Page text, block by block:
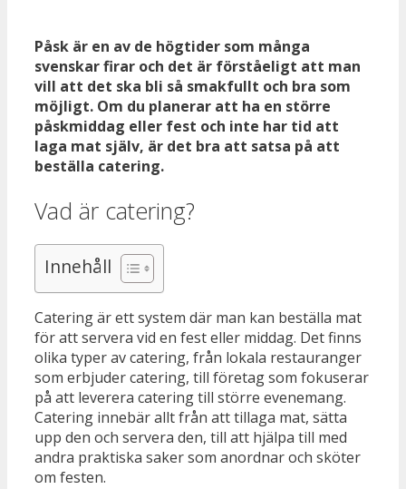
Påsk är en av de högtider som många
svenskar firar och det är förståeligt att man
vill att det ska bli så smakfullt och bra som
möjligt. Om du planerar att ha en större
påskmiddag eller fest och inte har tid att
laga mat själv, är det bra att satsa på att
beställa catering.
Vad är catering?
Innehåll
Catering är ett system där man kan beställa mat
för att servera vid en fest eller middag. Det finns
olika typer av catering, från lokala restauranger
som erbjuder catering, till företag som fokuserar
på att leverera catering till större evenemang.
Catering innebär allt från att tillaga mat, sätta
upp den och servera den, till att hjälpa till med
andra praktiska saker som anordnar och sköter
om festen.